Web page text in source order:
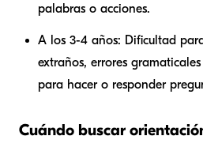
palabras o acciones.
A los 3-4 años: Dificultad
extraños, errores
para hacer o responder
Cuándo buscar